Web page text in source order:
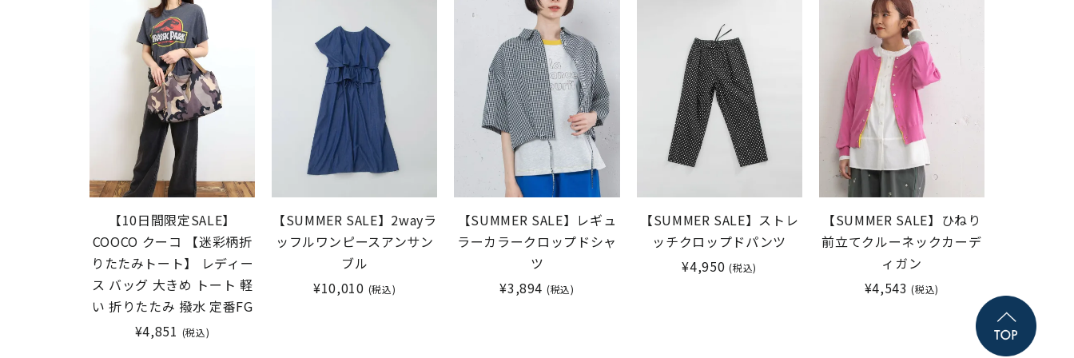
【10日間限定SALE】
COOCO クーコ 【迷彩柄折
りたたみトート】 レディー
ス バッグ 大きめ トート 軽
い 折りたたみ 撥水 定番FG
¥4,851 (税込)
【SUMMER SALE】2wayラ
ッフルワンピースアンサン
ブル
¥10,010 (税込)
【SUMMER SALE】レギュ
ラーカラークロップドシャ
ツ
¥3,894 (税込)
【SUMMER SALE】ストレ
ッチクロップドパンツ
¥4,950 (税込)
【SUMMER SALE】ひねり
前立てクルーネックカーデ
ィガン
¥4,543 (税込)